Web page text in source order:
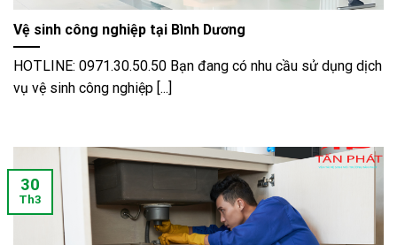
Vệ sinh công nghiệp tại Bình Dương
HOTLINE: 0971.30.50.50 Bạn đang có nhu cầu sử dụng dịch
vụ vệ sinh công nghiệp [...]
30
Th3